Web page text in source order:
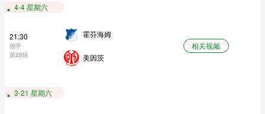
4-4 星期六
21:30
德甲
第28轮
霍芬海姆
美因茨
相关视频
3-21 星期六